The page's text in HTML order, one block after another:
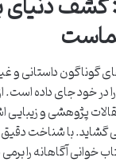
گوناگون داستانی و
در خود جای داده است.
پژوهشی و زیبایی
با شناخت
آگاهانه را برمی